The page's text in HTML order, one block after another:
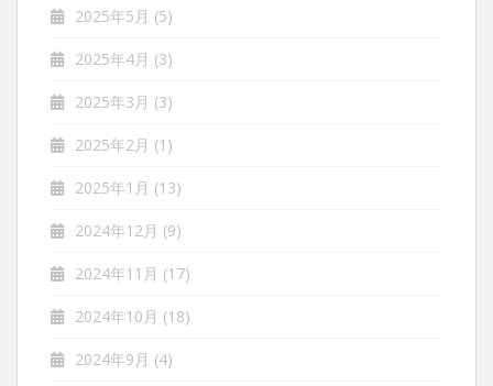
2025年5月 (5)
2025年4月 (3)
2025年3月 (3)
2025年2月 (1)
2025年1月 (13)
2024年12月 (9)
2024年11月 (17)
2024年10月 (18)
2024年9月 (4)